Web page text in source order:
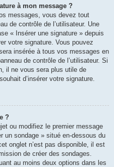
à mon message ?
messages, vous devez tout
de contrôle de l’utilisateur. Une
« Insérer une signature » depuis
votre signature. Vous pouvez
insérée à tous vos messages en
de contrôle de l’utilisateur. Si
il ne vous sera plus utile de
d’insérer votre signature.
?
ou modifiez le premier message
un sondage » situé en-dessous du
onglet n’est pas disponible, il est
de créer des sondages.
au moins deux options dans les